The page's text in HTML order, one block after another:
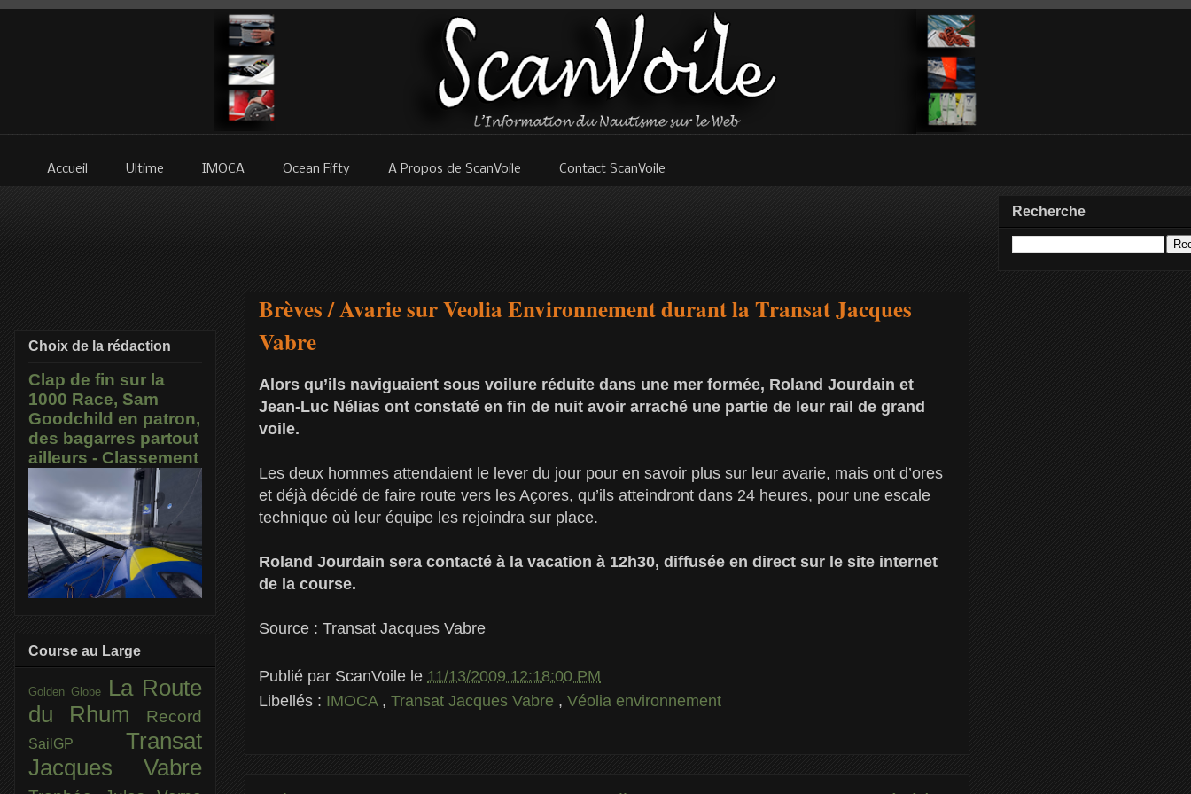
Accueil Ultime IMOCA Ocean Fifty A Propos de ScanVoile Contact ScanVoile
Brèves / Avarie sur Veolia Environnement durant la Transat Jacques
Vabre
Alors qu’ils naviguaient sous voilure réduite dans une mer formée, Roland Jourdain et
Jean-Luc Nélias ont constaté en fin de nuit avoir arraché une partie de leur rail de grand
voile.
Les deux hommes attendaient le lever du jour pour en savoir plus sur leur avarie, mais ont d’ores
et déjà décidé de faire route vers les Açores, qu’ils atteindront dans 24 heures, pour une escale
technique où leur équipe les rejoindra sur place.
Roland Jourdain sera contacté à la vacation à 12h30, diffusée en direct sur le site internet
de la course.
Source : Transat Jacques Vabre
Publié par ScanVoile le 11/13/2009 12:18:00 PM
Libellés : IMOCA , Transat Jacques Vabre , Véolia environnement
Choix de la rédaction
Clap de fin sur la
1000 Race, Sam
Goodchild en patron,
des bagarres partout
ailleurs - Classement
Course au Large
Golden Globe
La Route
du Rhum
Record
SailGP Transat
Jacques Vabre
Recherche